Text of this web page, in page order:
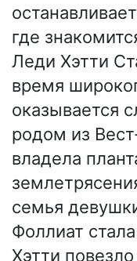
где
Леди Хэтти
время
оказывается
родом из
владела
семья
Фоллиат
Хэтти